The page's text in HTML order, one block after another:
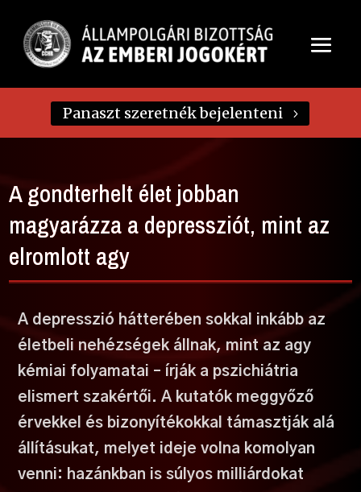
Panaszt szeretnék bejelenteni
A gondterhelt élet jobban
magyarázza a depressziót, mint az
elromlott agy
A depresszió hátterében sokkal inkább az
életbeli nehézségek állnak, mint az agy
kémiai folyamatai – írják a pszichiátria
elismert szakértői. A kutatók meggyőző
érvekkel és bizonyítékokkal támasztják alá
állításukat, melyet ideje volna komolyan
venni: hazánkban is súlyos milliárdokat